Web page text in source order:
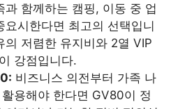
과 함께하는 캠핑, 이동 중 업
요시한다면 최고의 선택입니
의 저렴한 유지비와 2열 VIP
강점입니다.
비즈니스 의전부터 가족 나
용해야 한다면 GV80이 정